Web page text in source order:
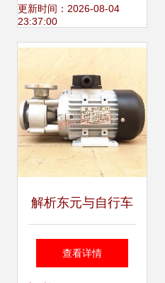
金交电领域再启新
程
更新时间：2026-08-04
23:37:00
解析东元与自行车
巧遇背后:远离真相
查看详情